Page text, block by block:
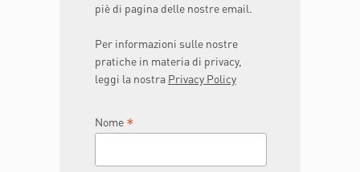
piè di pagina delle nostre email.
Per informazioni sulle nostre
pratiche in materia di privacy,
leggi la nostra Privacy Policy
Nome *